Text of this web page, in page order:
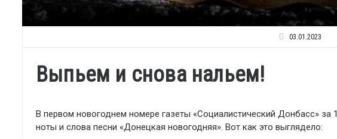
03.01.2023
Выпьем и снова нальем!
В первом новогоднем номере газеты «Социалистический Донбасс»
ноты и слова песни «Донецкая новогодняя». Вот как это выглядело: